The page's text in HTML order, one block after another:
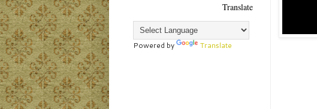
Translate
Powered by Translate